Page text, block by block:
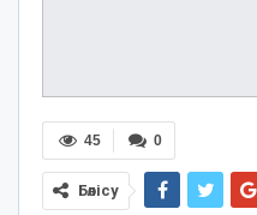
0
45
Бөлісу